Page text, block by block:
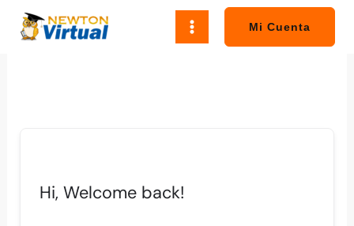
Mi Cuenta
Hi, Welcome back!